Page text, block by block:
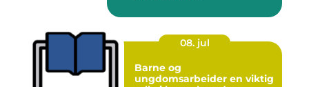
08. jul
Barne og
ungdomsarbeider en viktig